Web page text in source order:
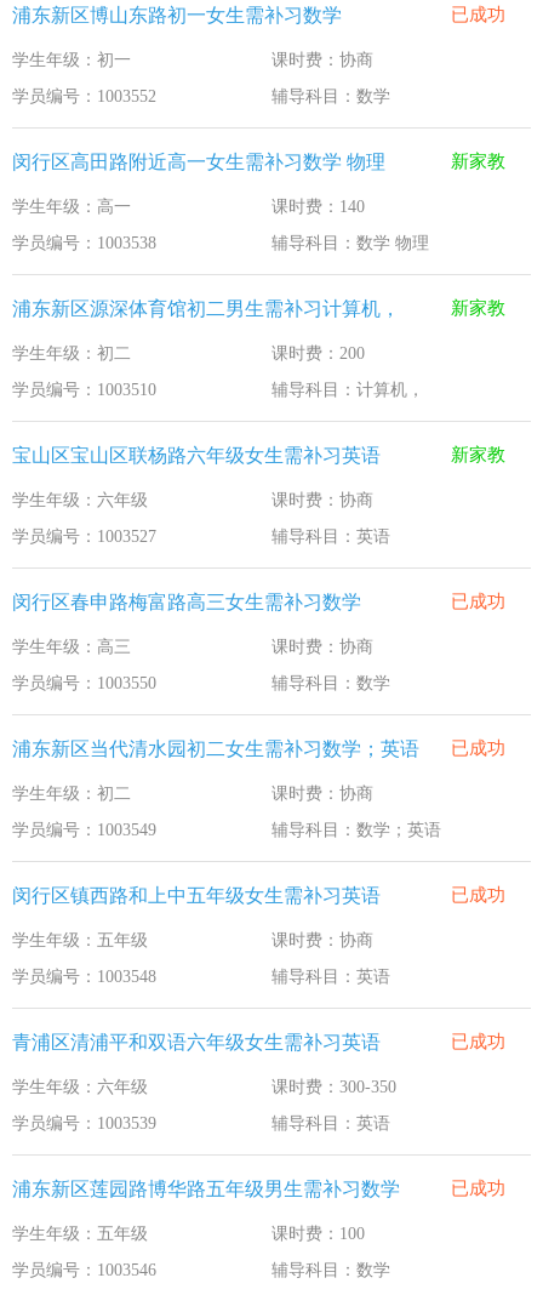
浦东新区博山东路初一女生需补习数学 已成功
学生年级：初一
课时费：协商
学员编号：1003552
辅导科目：数学
闵行区高田路附近高一女生需补习数学 物理 新家教
学生年级：高一
课时费：140
学员编号：1003538
辅导科目：数学 物理
浦东新区源深体育馆初二男生需补习计算机， 新家教
学生年级：初二
课时费：200
学员编号：1003510
辅导科目：计算机，
宝山区宝山区联杨路六年级女生需补习英语 新家教
学生年级：六年级
课时费：协商
学员编号：1003527
辅导科目：英语
闵行区春申路梅富路高三女生需补习数学 已成功
学生年级：高三
课时费：协商
学员编号：1003550
辅导科目：数学
浦东新区当代清水园初二女生需补习数学；英语 已成功
学生年级：初二
课时费：协商
学员编号：1003549
辅导科目：数学；英语
闵行区镇西路和上中五年级女生需补习英语 已成功
学生年级：五年级
课时费：协商
学员编号：1003548
辅导科目：英语
青浦区清浦平和双语六年级女生需补习英语 已成功
学生年级：六年级
课时费：300-350
学员编号：1003539
辅导科目：英语
浦东新区莲园路博华路五年级男生需补习数学 已成功
学生年级：五年级
课时费：100
学员编号：1003546
辅导科目：数学